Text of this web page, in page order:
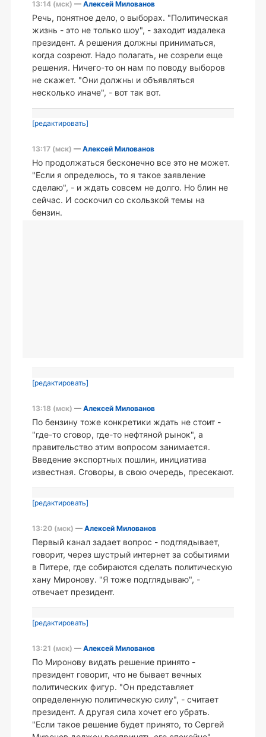
13:14 (мск) — Алексей Милованов
Речь, понятное дело, о выборах. "Политическая
жизнь - это не только шоу", - заходит издалека
президент. А решения должны приниматься,
когда созреют. Надо полагать, не созрели еще
решения. Ничего-то он нам по поводу выборов
не скажет. "Они должны и объявляться
несколько иначе", - вот так вот.
[редактировать]
13:17 (мск) — Алексей Милованов
Но продолжаться бесконечно все это не может.
"Если я определюсь, то я такое заявление
сделаю", - и ждать совсем не долго. Но блин не
сейчас. И соскочил со скользкой темы на
бензин.
[редактировать]
13:18 (мск) — Алексей Милованов
По бензину тоже конкретики ждать не стоит -
"где-то сговор, где-то нефтяной рынок", а
правительство этим вопросом занимается.
Введение экспортных пошлин, инициатива
известная. Сговоры, в свою очередь, пресекают.
[редактировать]
13:20 (мск) — Алексей Милованов
Первый канал задает вопрос - подглядывает,
говорит, через шустрый интернет за событиями
в Питере, где собираются сделать политическую
хану Миронову. "Я тоже подглядываю", -
отвечает президент.
[редактировать]
13:21 (мск) — Алексей Милованов
По Миронову видать решение принято -
президент говорит, что не бывает вечных
политических фигур. "Он представляет
определенную политическую силу", - считает
президент. А другая сила хочет его убрать.
"Если такое решение будет принято, то Сергей